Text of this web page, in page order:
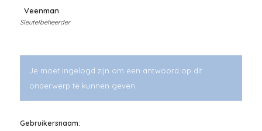
Veenman
Sleutelbeheerder
Je moet ingelogd zijn om een antwoord op dit
onderwerp te kunnen geven.
Gebruikersnaam: